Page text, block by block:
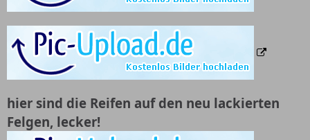
hier sind die Reifen auf den neu lackierten
Felgen, lecker!